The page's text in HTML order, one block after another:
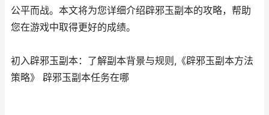
公平而战。本文将为您详细介绍辟邪玉副本的攻略，帮助
您在游戏中取得更好的成绩。
初入辟邪玉副本：了解副本背景与规则,《辟邪玉副本方法
策略》 辟邪玉副本任务在哪